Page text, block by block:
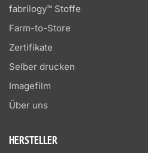
fabrilogy™ Stoffe
Farm-to-Store
Zertifikate
Selber drucken
Imagefilm
Über uns
HERSTELLER